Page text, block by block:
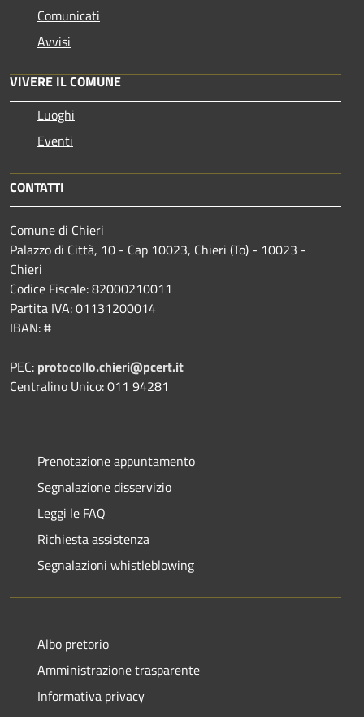
Comunicati
Avvisi
VIVERE IL COMUNE
Luoghi
Eventi
CONTATTI
Comune di Chieri
Palazzo di Città, 10 - Cap 10023, Chieri (To) - 10023 -
Chieri
Codice Fiscale: 82000210011
Partita IVA: 01131200014
IBAN: #
PEC: protocollo.chieri@pcert.it
Centralino Unico: 011 94281
Prenotazione appuntamento
Segnalazione disservizio
Leggi le FAQ
Richiesta assistenza
Segnalazioni whistleblowing
Albo pretorio
Amministrazione trasparente
Informativa privacy